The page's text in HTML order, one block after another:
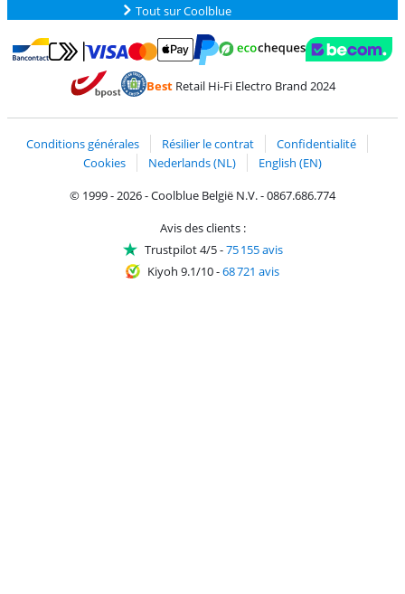
Tout sur Coolblue
Payer avec Bancontact
Payer avec MasterCard et Visa via ClickToPay
Payer avec PayPal
BestRetail Hi-Fi Electro Brand 2024
Conditions générales Résilier le contrat
Confidentialité
Cookies
Nederlands (NL)
English (EN)
© 1999 - 2026 - Coolblue België N.V. - 0867.686.774
Avis des clients :
Trustpilot 4/5-75 155 avis
Kiyoh 9.1/10-68 721 avis